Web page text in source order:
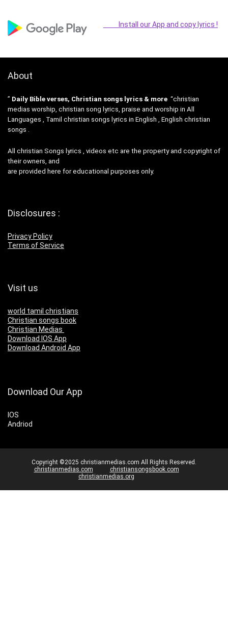
Install our App and copy lyrics !
About
” Daily Bible verses, Christian songs lyrics & more “christian
medias worship, christian song lyrics, praise and worship in All
Languages , Tamil christian songs lyrics in English , English christian
songs .
All christian Songs lyrics , videos etc are the property and copyright of
their owners, and
are provided here for educational purposes only.
Disclosures :
Privacy Policy
Terms of Service
Visit us
world tamil christians
Christian songs book
Christian Medias
Download IOS App
Download Android App
Download Our App
IOS
Andriod
Copyright ©2025 christianmedias.com All Rights Reserved.
christianmedias.com
christiansongsbook.com
christianmedias.org